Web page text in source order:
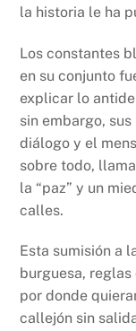
la historia le ha
Los constantes
en su conjunto
explicar lo
sin embargo,
diálogo y el
sobre todo,
la “paz” y un
calles.
Esta sumisión a
burguesa,
por donde
callejón sin